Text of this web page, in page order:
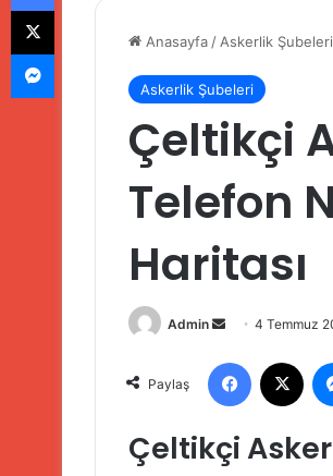
Anasayfa / Askerlik Şubeleri
Askerlik Şubeleri
Çeltikçi
Telefon
Haritası
Admin
Bir
posta
göndermek
4 Temmuz
Paylaş
Facebook
Çeltikçi
X
Messenger